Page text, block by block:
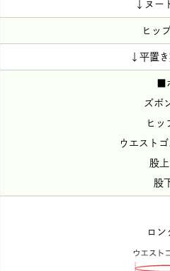
↓ヌー
ヒッ
↓平置き
■
ズボ
ヒ
ウエスト
股
股
ロン